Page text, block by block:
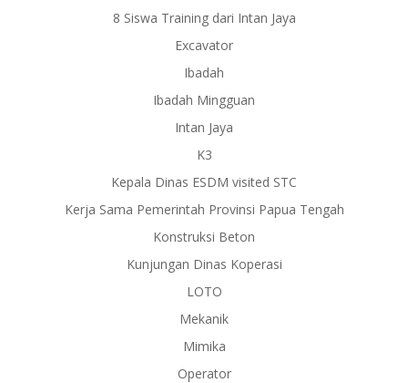
8 Siswa Training dari Intan Jaya
Excavator
Ibadah
Ibadah Mingguan
Intan Jaya
K3
Kepala Dinas ESDM visited STC
Kerja Sama Pemerintah Provinsi Papua Tengah
Konstruksi Beton
Kunjungan Dinas Koperasi
LOTO
Mekanik
Mimika
Operator